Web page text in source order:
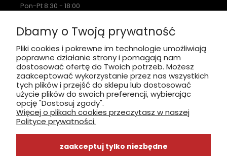
Pon-Pt 8:30 - 18:00
Płatność: gotówka, karta, BLIK
zobacz, jak dojechać
INFORMACJE
ZAKUPY
Dbamy o Twoją prywatność
Pliki cookies i pokrewne im technologie umożliwiają
poprawne działanie strony i pomagają nam
dostosować ofertę do Twoich potrzeb. Możesz
zaakceptować wykorzystanie przez nas wszystkich
tych plików i przejść do sklepu lub dostosować
użycie plików do swoich preferencji, wybierając
opcję "Dostosuj zgody".
Więcej o plikach cookies przeczytasz w naszej
Polityce prywatności.
zaakceptuj tylko niezbędne